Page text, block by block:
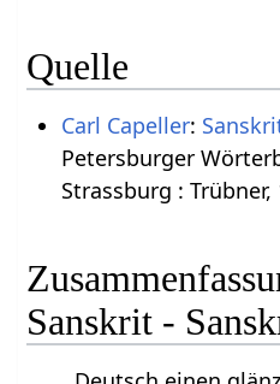
Quelle
Carl Capeller:
Petersburger
Strassburg : Trübner,
Sanskrit -